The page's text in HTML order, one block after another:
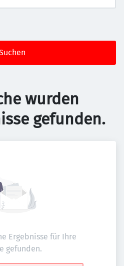
wurden
gefunden.
Ergebnisse für Ihre
gefunden.